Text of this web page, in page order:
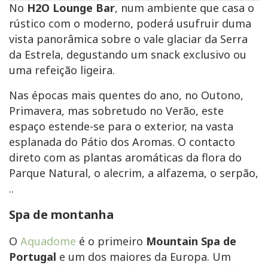
No H2O Lounge Bar, num ambiente que casa o
rústico com o moderno, poderá usufruir duma
vista panorâmica sobre o vale glaciar da Serra
da Estrela, degustando um snack exclusivo ou
uma refeição ligeira.
Nas épocas mais quentes do ano, no Outono,
Primavera, mas sobretudo no Verão, este
espaço estende-se para o exterior, na vasta
esplanada do Pátio dos Aromas. O contacto
direto com as plantas aromáticas da flora do
Parque Natural, o alecrim, a alfazema, o serpão,
..
Spa de montanha
O Aquadome é o primeiro Mountain Spa de
Portugal e um dos maiores da Europa. Um